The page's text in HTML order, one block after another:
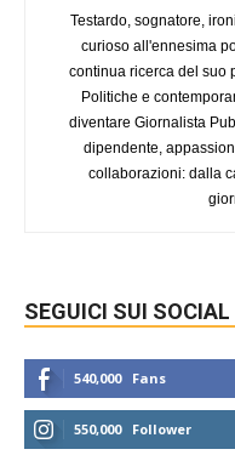
Testardo, sognatore,
curioso all'ennesima
continua ricerca del suo
Politiche e
diventare Giornalista
dipendente,
collaborazioni: dalla
SEGUICI SUI SOCIAL
540,000 Fans
550,000 Follower